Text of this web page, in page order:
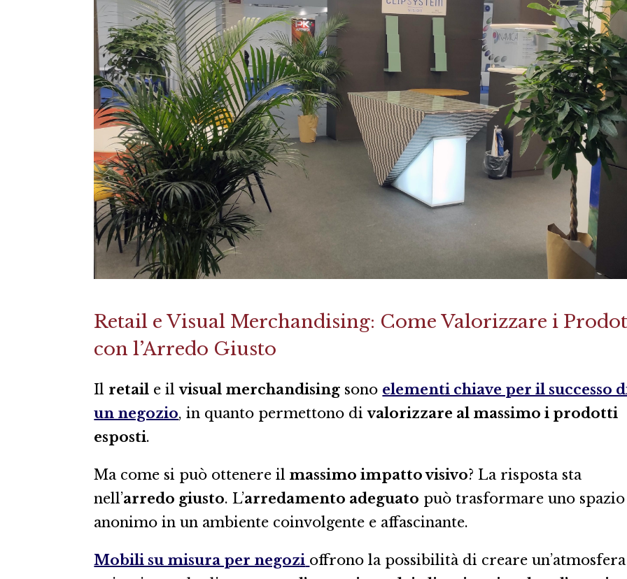
Retail e Visual Merchandising: Come Valorizzare i
con l’Arredo Giusto
Il retail e ilvisual merchandising sono elementi chiave per il successo
un negozio, in quanto permettono divalorizzare al massimo i prodotti
esposti.
Ma come si può ottenere il massimo impatto visivo? La risposta sta
nell’arredo giusto. L’arredamento adeguato può trasformare uno spazio
anonimo in un ambiente coinvolgente e affascinante.
Mobili su misura per negozi offrono la possibilità di creare un’atmosfera